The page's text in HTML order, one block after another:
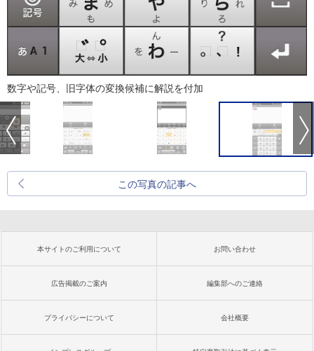
数字や記号、旧字体の変換候補に解説を付加
この写真の記事へ
本サイトのご利用について お問い合わせ
広告掲載のご案内 編集部へのご連絡
プライバシーについて 会社概要